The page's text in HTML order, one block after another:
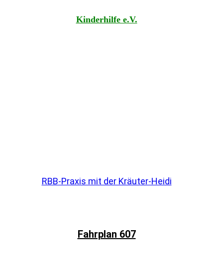
Kinderhilfe e.V.
RBB-Praxis mit der Kräuter-Heidi
Fahrplan 607